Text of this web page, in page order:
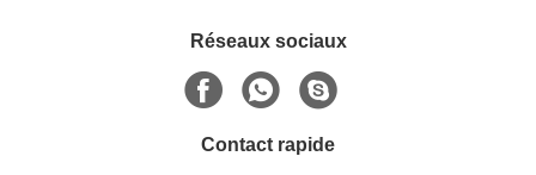
Réseaux sociaux
Contact rapide